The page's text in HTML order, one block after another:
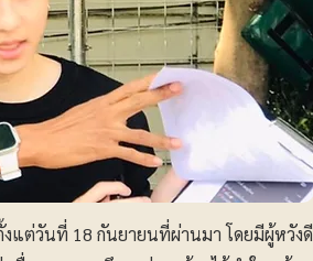
แต่วันที่ 18 กันยายนที่ผ่านมา โดยมีผู้หวังดี